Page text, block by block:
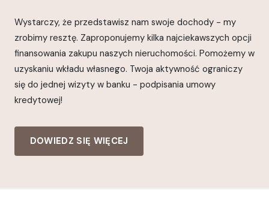
Wystarczy, że przedstawisz nam swoje dochody - my
zrobimy resztę. Zaproponujemy kilka najciekawszych opcji
finansowania zakupu naszych nieruchomości. Pomożemy w
uzyskaniu wkładu własnego. Twoja aktywność ograniczy
się do jednej wizyty w banku - podpisania umowy
kredytowej!
DOWIEDZ SIĘ WIĘCEJ